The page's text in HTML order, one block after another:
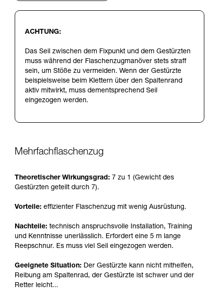
ACHTUNG:
Das Seil zwischen dem Fixpunkt und dem Gestürzten
muss während der Flaschenzugmanöver stets straff
sein, um Stöße zu vermeiden. Wenn der Gestürzte
beispielsweise beim Klettern über den Spaltenrand
aktiv mitwirkt, muss dementsprechend Seil
eingezogen werden.
Mehrfachflaschenzug
Theoretischer Wirkungsgrad: 7 zu 1 (Gewicht des
Gestürzten geteilt durch 7).
Vorteile: effizienter Flaschenzug mit wenig Ausrüstung.
Nachteile: technisch anspruchsvolle Installation, Training
und Kenntnisse unerlässlich. Erfordert eine 5 m lange
Reepschnur. Es muss viel Seil eingezogen werden.
Geeignete Situation: Der Gestürzte kann nicht mithelfen,
Reibung am Spaltenrad, der Gestürzte ist schwer und der
Retter leicht...